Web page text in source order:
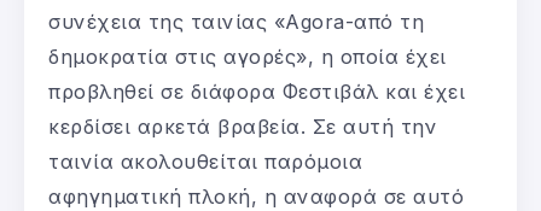
συνέχεια της ταινίας «Agora-από τη
δημοκρατία στις αγορές», η οποία έχει
προβληθεί σε διάφορα Φεστιβάλ και έχει
κερδίσει αρκετά βραβεία. Σε αυτή την
ταινία ακολουθείται παρόμοια
αφηγηματική πλοκή, η αναφορά σε αυτό